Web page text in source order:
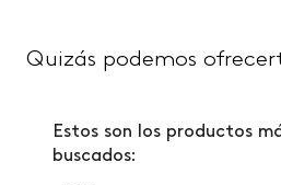
Quizás podemos
Estos son los productos
buscados: